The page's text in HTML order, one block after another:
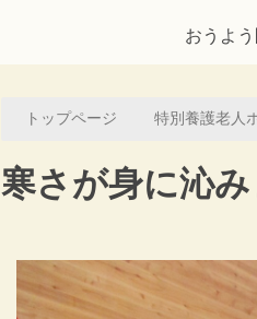
おうよ
トップページ 特別養護老人
寒さが身に沁み